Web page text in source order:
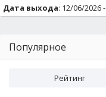
Дата выхода: 12/06/2026 -
Популярное
Рейтинг